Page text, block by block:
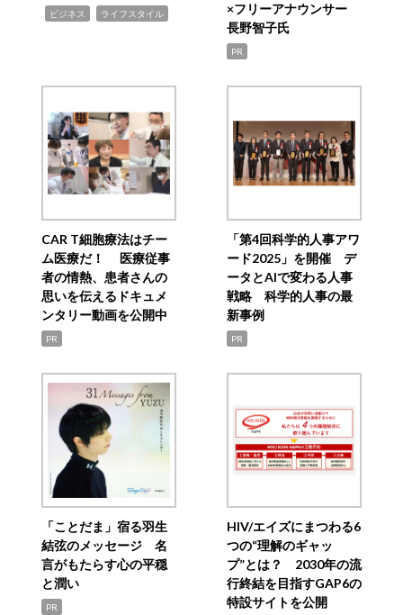
ビジネス ライフスタイル
×フリーアナウンサー
長野智子氏
PR
CAR T細胞療法はチー
ム医療だ！ 医療従事
者の情熱、患者さんの
思いを伝えるドキュメ
ンタリー動画を公開中
PR
「第4回科学的人事アワ
ード2025」を開催 デ
ータとAIで変わる人事
戦略 科学的人事の最
新事例
PR
「ことだま」宿る羽生
結弦のメッセージ 名
言がもたらす心の平穏
と潤い
PR
HIV/エイズにまつわる6
つの“理解のギャッ
プ”とは？ 2030年の流
行終結を目指すGAP6の
特設サイトを公開